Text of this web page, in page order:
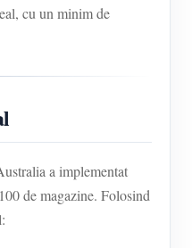
cu un minim de
a implementat
de magazine. Folosind